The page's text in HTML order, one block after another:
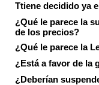
Ttiene decidido ya
¿Qué le parece la
de los precios?
¿Qué le parece la
¿Está a favor de la
¿Deberían